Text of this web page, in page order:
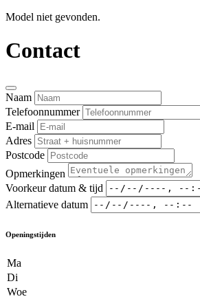
Model niet gevonden.
Contact
Naam
Telefoonnummer
E-mail
Adres
Postcode
Opmerkingen
Voorkeur datum & tijd
Alternatieve datum
Openingstijden
Ma
Di
Woe